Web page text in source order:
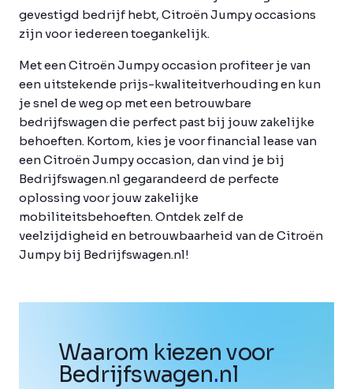
gevestigd bedrijf hebt, Citroën Jumpy occasions
zijn voor iedereen toegankelijk.
Met een Citroën Jumpy occasion profiteer je van
een uitstekende prijs-kwaliteitverhouding en kun
je snel de weg op met een betrouwbare
bedrijfswagen die perfect past bij jouw zakelijke
behoeften. Kortom, kies je voor financial lease van
een Citroën Jumpy occasion, dan vind je bij
Bedrijfswagen.nl gegarandeerd de perfecte
oplossing voor jouw zakelijke
mobiliteitsbehoeften. Ontdek zelf de
veelzijdigheid en betrouwbaarheid van de Citroën
Jumpy bij Bedrijfswagen.nl!
Waarom kiezen voor
Bedrijfswagen.nl